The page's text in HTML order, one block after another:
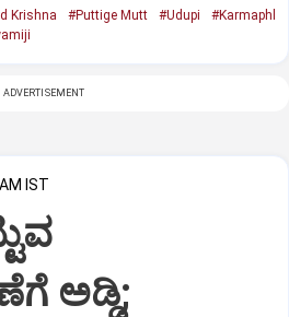
Krishna #Puttige Mutt #Udupi
#Karmaphl
ADVERTISEMENT
IST
ಅಡ್ಡಿ;